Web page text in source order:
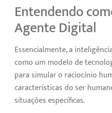
Entendendo
Agente Digital
Essencialmente, a
como um modelo de
para simular o raciocínio
características do ser
situações específicas.